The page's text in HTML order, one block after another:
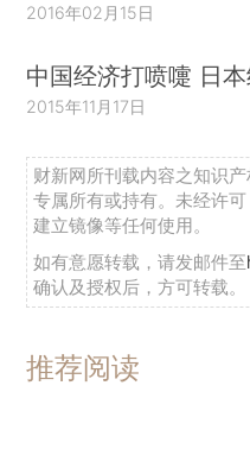
2016年02月15日
中国经济打喷嚏 日
2015年11月17日
财新网所刊载内容之知识
专属所有或持有。未经许
建立镜像等任何使用。
如有意愿转载，请发邮件至
确认及授权后，方可转载。
推荐阅读